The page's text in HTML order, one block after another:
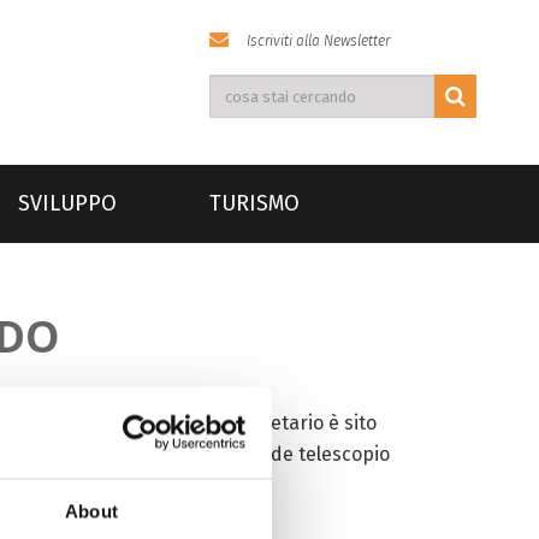
About
Iscriviti alla Newsletter
SVILUPPO TURISMO
l’agenzia Xinhua, il planetario è sito
L’edificio ospiterà il più grande telescopio